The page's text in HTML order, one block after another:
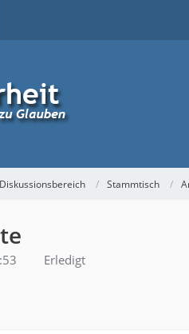
Diskussionsbereich Stammtisch
Erledigt